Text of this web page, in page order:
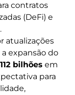
contratos
(DeFi) e
atualizações
expansão do
bilhões em
para